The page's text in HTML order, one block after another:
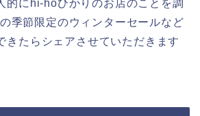
的にhi-hoひかりのお店のことを調
季節限定のウィンターセールなど
きたらシェアさせていただきます